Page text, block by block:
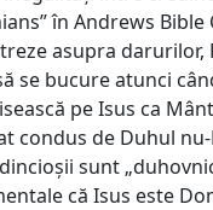
în Andrews Bible
asupra
se bucure atunci
pe Isus ca
condus de Duhul
sunt
că Isus este